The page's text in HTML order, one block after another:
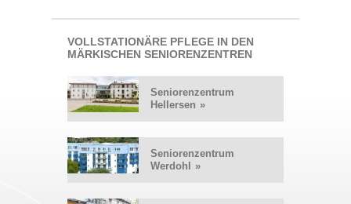
VOLLSTATIONÄRE PFLEGE IN DEN
MÄRKISCHEN SENIORENZENTREN
Seniorenzentrum
Hellersen »
Seniorenzentrum
Werdohl
»